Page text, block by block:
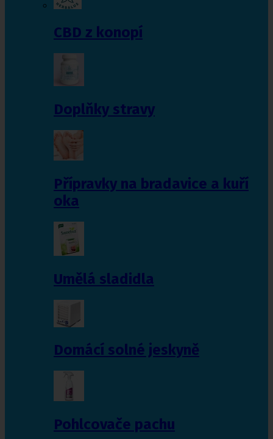
CBD z konopí
Doplňky stravy
Přípravky na bradavice a kuří
oka
Umělá sladidla
Domácí solné jeskyně
Pohlcovače pachu